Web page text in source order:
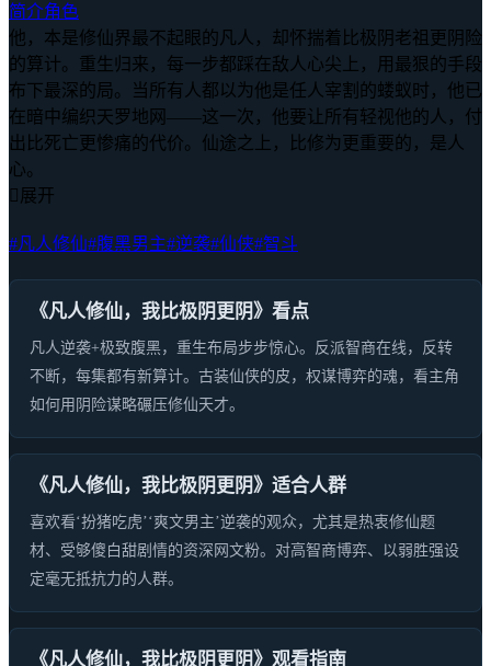
简介角色
他，本是修仙界最不起眼的凡人，却怀揣着比极阴老祖更阴险
的算计。重生归来，每一步都踩在敌人心尖上，用最狠的手段
布下最深的局。当所有人都以为他是任人宰割的蝼蚁时，他已
在暗中编织天罗地网——这一次，他要让所有轻视他的人，付
出比死亡更惨痛的代价。仙途之上，比修为更重要的，是人
心。
 展开
#凡人修仙#腹黑男主#逆袭#仙侠#智斗
《凡人修仙，我比极阴更阴》看点
凡人逆袭+极致腹黑，重生布局步步惊心。反派智商在线，反转
不断，每集都有新算计。古装仙侠的皮，权谋博弈的魂，看主角
如何用阴险谋略碾压修仙天才。
《凡人修仙，我比极阴更阴》适合人群
喜欢看‘扮猪吃虎’‘爽文男主’逆袭的观众，尤其是热衷修仙题
材、受够傻白甜剧情的资深网文粉。对高智商博弈、以弱胜强设
定毫无抵抗力的人群。
《凡人修仙，我比极阴更阴》观看指南